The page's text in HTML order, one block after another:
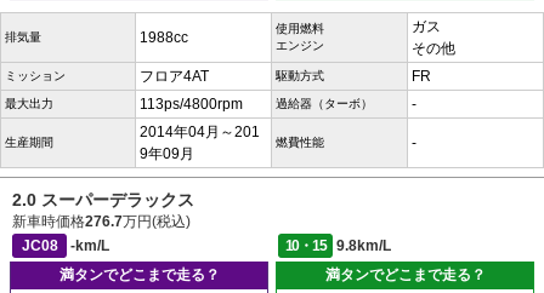
排気量 1988cc
使用燃料
エンジン
ガス
その他
ミッション フロア4AT 駆動方式 FR
最大出力 113ps/4800rpm 過給器（ターボ） -
生産期間
2014年04月～201
9年09月
燃費性能 -
2.0 スーパーデラックス
新車時価格276.7万円(税込)
JC08
-km/L 10・15
9.8km/L
満タンでどこまで走る？
満タンでどこまで走る？